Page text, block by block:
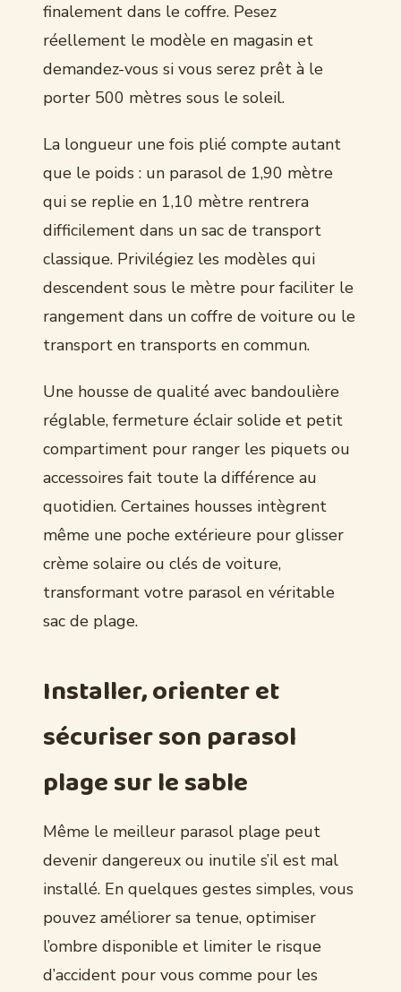
finalement dans le coffre. Pesez
réellement le modèle en magasin et
demandez-vous si vous serez prêt à le
porter 500 mètres sous le soleil.
La longueur une fois plié compte autant
que le poids : un parasol de 1,90 mètre
qui se replie en 1,10 mètre rentrera
difficilement dans un sac de transport
classique. Privilégiez les modèles qui
descendent sous le mètre pour faciliter le
rangement dans un coffre de voiture ou le
transport en transports en commun.
Une housse de qualité avec bandoulière
réglable, fermeture éclair solide et petit
compartiment pour ranger les piquets ou
accessoires fait toute la différence au
quotidien. Certaines housses intègrent
même une poche extérieure pour glisser
crème solaire ou clés de voiture,
transformant votre parasol en véritable
sac de plage.
Installer, orienter et
sécuriser son parasol
plage sur le sable
Même le meilleur parasol plage peut
devenir dangereux ou inutile s’il est mal
installé. En quelques gestes simples, vous
pouvez améliorer sa tenue, optimiser
l’ombre disponible et limiter le risque
d’accident pour vous comme pour les